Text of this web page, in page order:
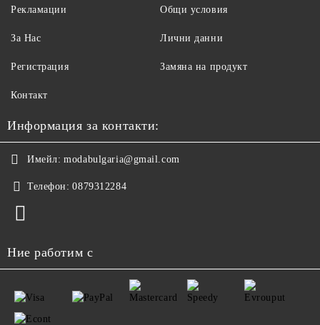
Рекламации
За Нас
Регистрация
Контакт
Общи условия
Лични данни
Замяна на продукт
Информация за контакти:
Имейл: modabulgaria@gmail.com
Телефон: 0879312284
Ние работим с